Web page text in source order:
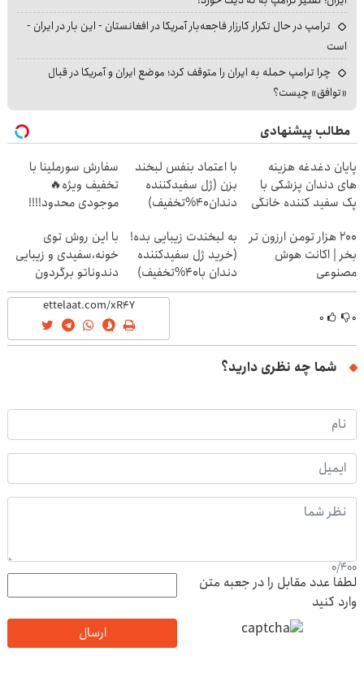
ترامپ در حال تکرار کارزار فاجعه‌بار آمریکا در افغانستان - این بار در ایران -
است
چرا ترامپ حمله به ایران را متوقف کرد؛ موضع ایران و آمریکا در قبال
«توافق» چیست؟
مطالب پیشنهادی
پایان دغدغه هزینه
های دندان پزشکی با
پک سفید کننده خانگی
با اعتماد بنفس لبخند
بزن (ژل سفیدکننده
دندان40%تخفیف)
سفارش سورملینا با
تخفیف ویژه🔥
موجودی محدود!!!!
۲۰۰ هزار تومن ارزون تر
بخر | اکانت هوش
مصنوعی
به لبخندت زیبایی بده!
(خرید ژل سفیدکننده
دندان با40%تخفیف)
با این روش توی
خونه،سفیدی و زیبایی
دندوناتو برگردون
(40%off)
۰ ۰
شما چه نظری دارید؟
0/400
لطفا عدد مقابل را در جعبه متن
وارد کنید
ارسال